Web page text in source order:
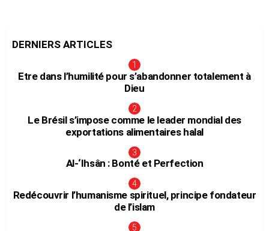
DERNIERS ARTICLES
Etre dans l’humilité pour s’abandonner totalement à
Dieu
Le Brésil s’impose comme le leader mondial des
exportations alimentaires halal
Al-‘Ihsân : Bonté et Perfection
Redécouvrir l’humanisme spirituel, principe fondateur
de l’islam